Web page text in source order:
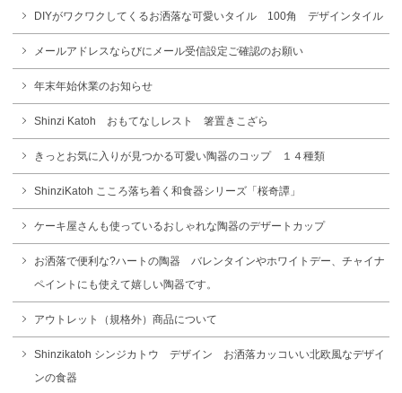
DIYがワクワクしてくるお洒落な可愛いタイル 100角 デザインタイル
メールアドレスならびにメール受信設定ご確認のお願い
年末年始休業のお知らせ
Shinzi Katoh おもてなしレスト 箸置きこざら
きっとお気に入りが見つかる可愛い陶器のコップ １４種類
ShinziKatoh こころ落ち着く和食器シリーズ「桜奇譚」
ケーキ屋さんも使っているおしゃれな陶器のデザートカップ
お洒落で便利な?ハートの陶器 バレンタインやホワイトデー、チャイナ
ペイントにも使えて嬉しい陶器です。
アウトレット（規格外）商品について
Shinzikatoh シンジカトウ デザイン お洒落カッコいい北欧風なデザイ
ンの食器